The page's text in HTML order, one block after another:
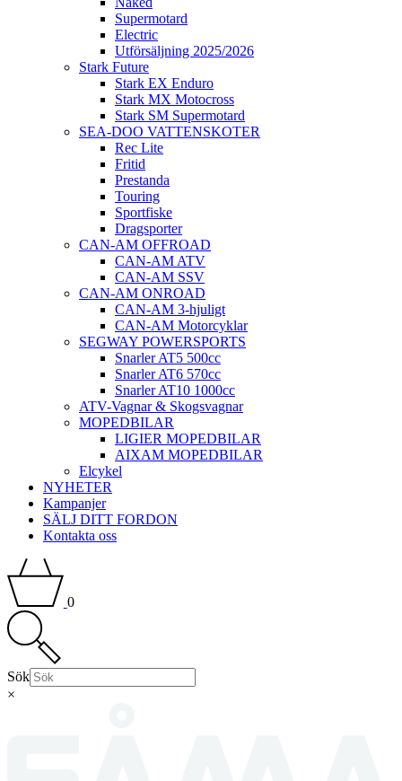
Supermotard
Electric
Utförsäljning 2025/2026
Stark Future
Stark EX Enduro
Stark MX Motocross
Stark SM Supermotard
SEA-DOO VATTENSKOTER
Rec Lite
Fritid
Prestanda
Touring
Sportfiske
Dragsporter
CAN-AM OFFROAD
CAN-AM ATV
CAN-AM SSV
CAN-AM ONROAD
CAN-AM 3-hjuligt
CAN-AM Motorcyklar
SEGWAY POWERSPORTS
Snarler AT5 500cc
Snarler AT6 570cc
Snarler AT10 1000cc
ATV-Vagnar & Skogsvagnar
MOPEDBILAR
LIGIER MOPEDBILAR
AIXAM MOPEDBILAR
Elcykel
NYHETER
Kampanjer
SÄLJ DITT FORDON
Kontakta oss
0
Sök
×